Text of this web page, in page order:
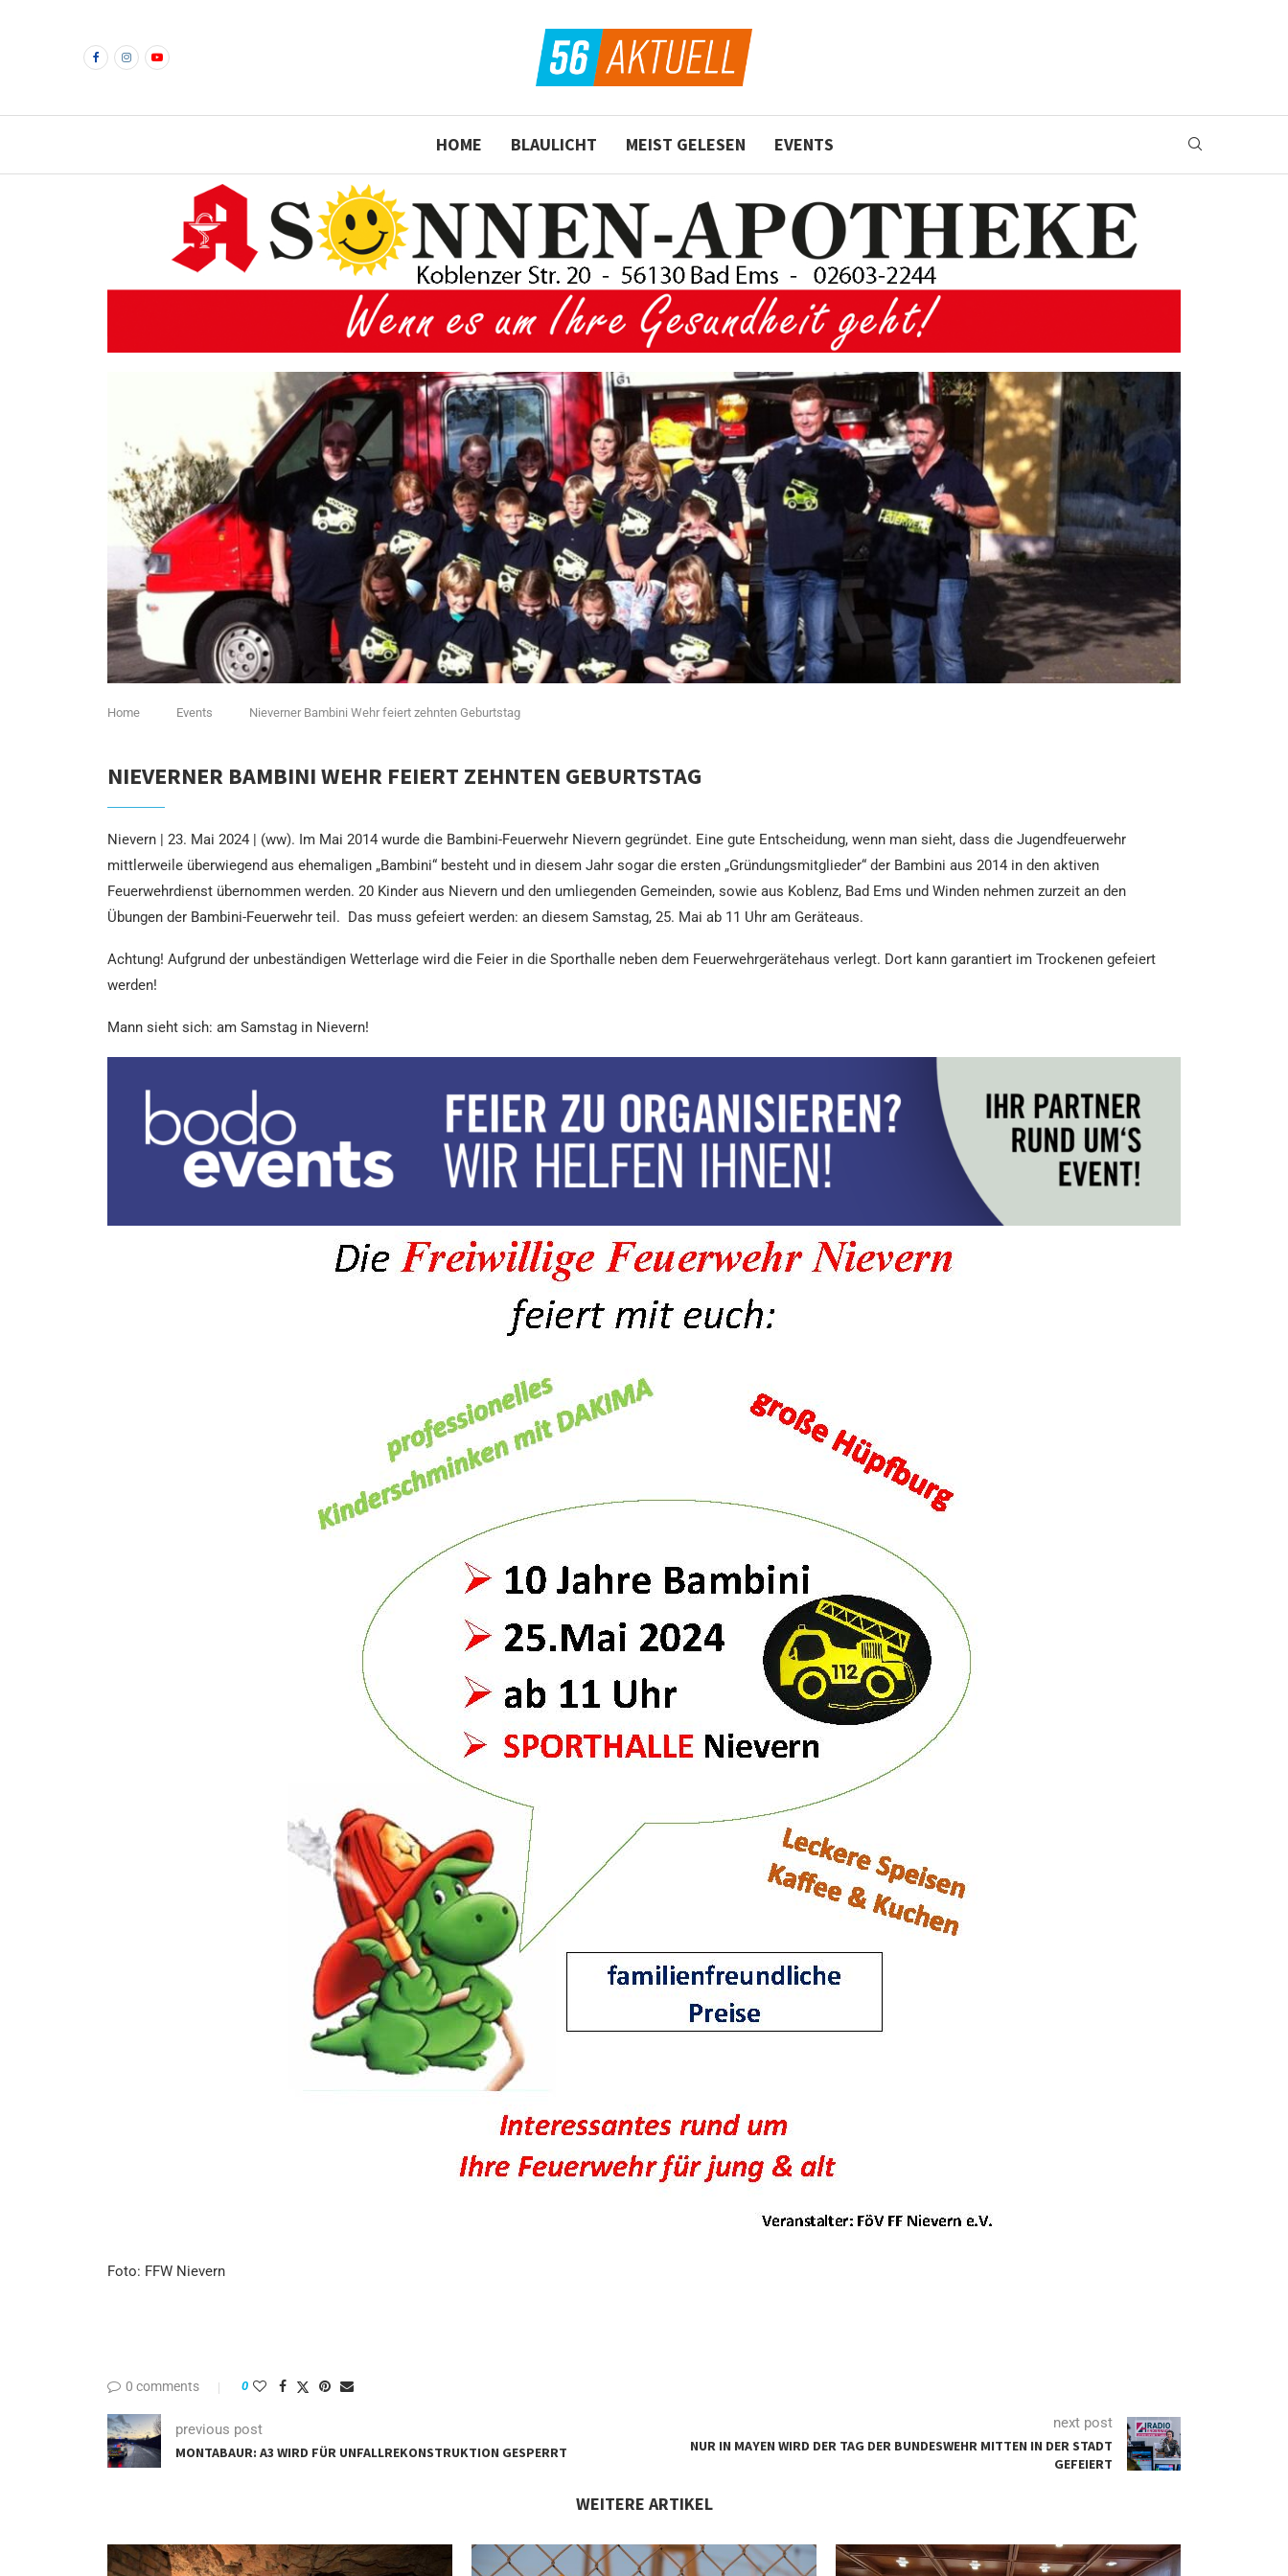
HOME BLAULICHT MEIST GELESEN EVENTS
Home Events Nieverner Bambini Wehr feiert zehnten Geburtstag
NIEVERNER BAMBINI WEHR FEIERT ZEHNTEN GEBURTSTAG
Nievern | 23. Mai 2024 | (ww). Im Mai 2014 wurde die Bambini-Feuerwehr Nievern gegründet. Eine gute Entscheidung, wenn man sieht, dass die Jugendfeuerwehr
mittlerweile überwiegend aus ehemaligen „Bambini“ besteht und in diesem Jahr sogar die ersten „Gründungsmitglieder“ der Bambini aus 2014 in den aktiven
Feuerwehrdienst übernommen werden. 20 Kinder aus Nievern und den umliegenden Gemeinden, sowie aus Koblenz, Bad Ems und Winden nehmen zurzeit an den
Übungen der Bambini-Feuerwehr teil. Das muss gefeiert werden: an diesem Samstag, 25. Mai ab 11 Uhr am Geräteaus.
Achtung! Aufgrund der unbeständigen Wetterlage wird die Feier in die Sporthalle neben dem Feuerwehrgerätehaus verlegt. Dort kann garantiert im Trockenen gefeiert
werden!
Mann sieht sich: am Samstag in Nievern!
Foto: FFW Nievern
0 comments 0
previous post
MONTABAUR: A3 WIRD FÜR UNFALLREKONSTRUKTION GESPERRT
next post
NUR IN MAYEN WIRD DER TAG DER BUNDESWEHR MITTEN IN DER STADT
GEFEIERT
WEITERE ARTIKEL